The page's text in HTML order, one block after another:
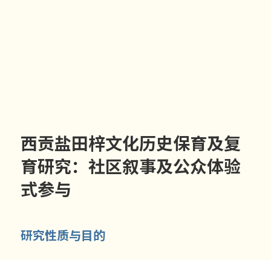
西贡盐田梓文化历史保育及复
育研究：社区叙事及公众体验
式参与
研究性质与目的